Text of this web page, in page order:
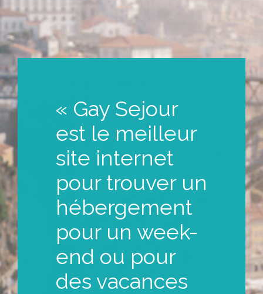
« Gay Sejour
est le meilleur
site internet
pour trouver un
hébergement
pour un week-
end ou pour
des vacances